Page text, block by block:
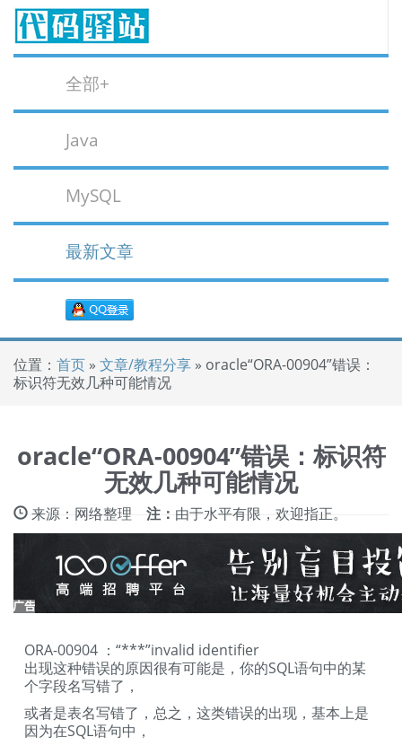
全部+
Java
MySQL
最新文章
位置： 首页 » 文章/教程分享 » oracle“ORA-00904”错误：
标识符无效几种可能情况
oracle“ORA-00904”错误：标识符
无效几种可能情况
来源：网络整理 注： 由于水平有限，欢迎指正。
ORA-00904 ：“***”invalid identifier
出现这种错误的原因很有可能是，你的SQL语句中的某
个字段名写错了，
或者是表名写错了，总之，这类错误的出现，基本上是
因为在SQL语句中，